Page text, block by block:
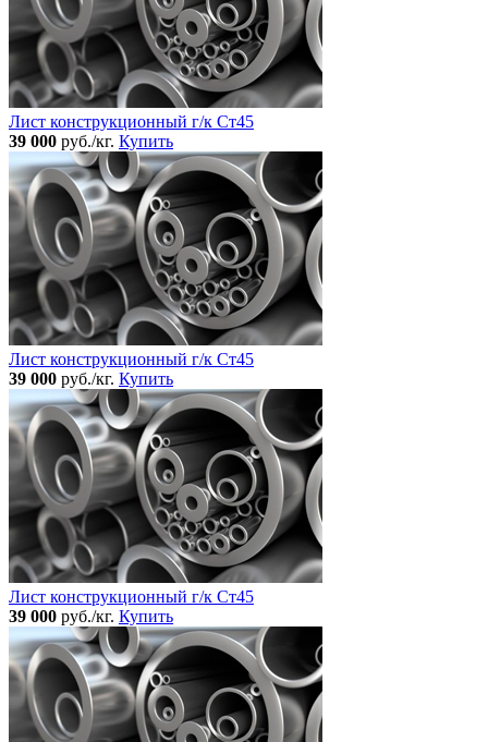
Лист конструкционный г/к Ст45
39 000 руб./кг. Купить
Лист конструкционный г/к Ст45
39 000 руб./кг. Купить
Лист конструкционный г/к Ст45
39 000 руб./кг. Купить